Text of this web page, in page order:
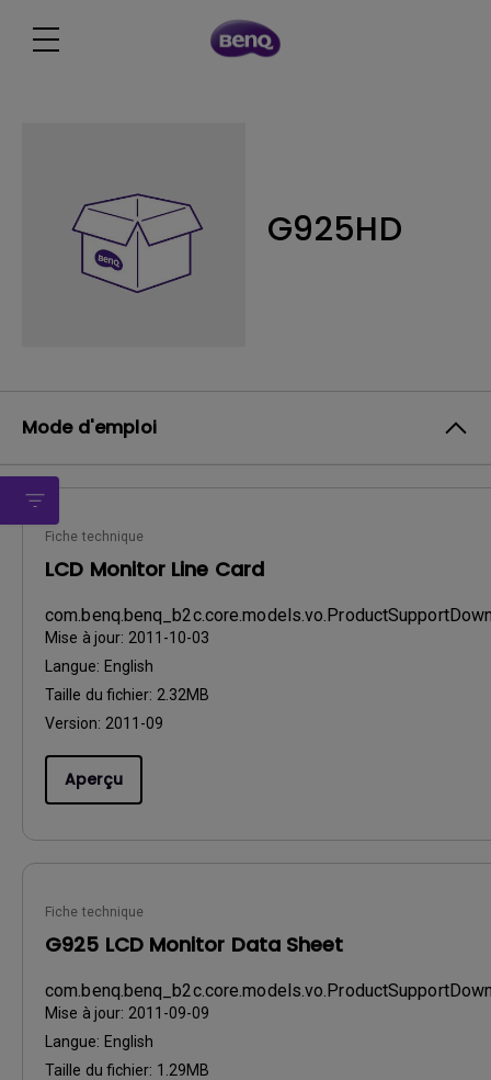
G925HD
Mode d'emploi
Fiche technique
LCD Monitor Line Card
Mise à jour: 2011-10-03
Langue: English
Taille du fichier: 2.32MB
Version: 2011-09
Aperçu
Fiche technique
G925 LCD Monitor Data Sheet
Mise à jour: 2011-09-09
Langue: English
Taille du fichier: 1.29MB